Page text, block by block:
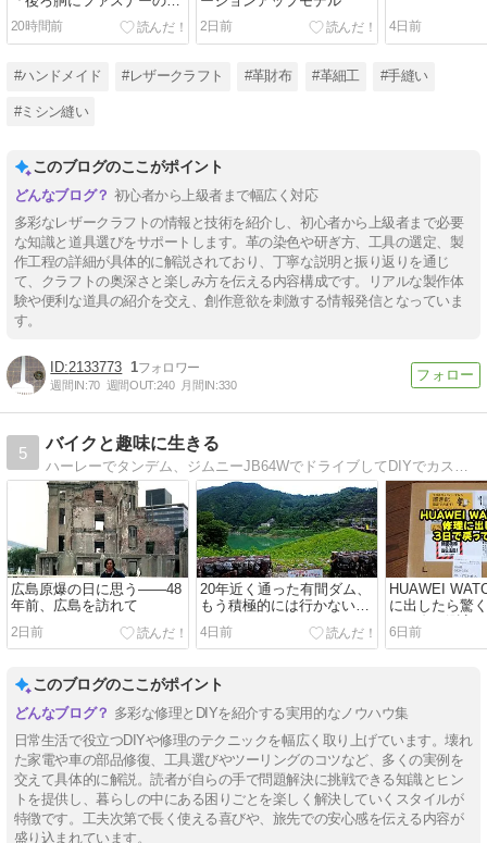
い穴をあける」
20時間前
2日前
4日前
#ハンドメイド #レザークラフト #革財布 #革細工 #手縫い
#ミシン縫い
このブログのここがポイント
初心者から上級者まで幅広く対応
多彩なレザークラフトの情報と技術を紹介し、初心者から上級者まで必要
な知識と道具選びをサポートします。革の染色や研ぎ方、工具の選定、製
作工程の詳細が具体的に解説されており、丁寧な説明と振り返りを通じ
て、クラフトの奥深さと楽しみ方を伝える内容構成です。リアルな製作体
験や便利な道具の紹介を交え、創作意欲を刺激する情報発信となっていま
す。
2133773 1
週間IN:70 週間OUT:240 月間IN:330
5
バイクと趣味に生きる
広島原爆の日に思う――48
年前、広島を訪れて
2日前
20年近く通った有間ダム、
もう積極的には行かないか
4日前
HUAWEI
に出したら驚
た！血圧測定
ッチが復活
6日前
このブログのここがポイント
多彩な修理とDIYを紹介する実用的なノウハウ集
日常生活で役立つDIYや修理のテクニックを幅広く取り上げています。壊れ
た家電や車の部品修復、工具選びやツーリングのコツなど、多くの実例を
交えて具体的に解説。読者が自らの手で問題解決に挑戦できる知識とヒン
トを提供し、暮らしの中にある困りごとを楽しく解決していくスタイルが
特徴です。工夫次第で長く使える喜びや、旅先での安心感を伝える内容が
盛り込まれています。